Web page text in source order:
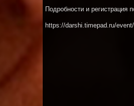
Подробности и регистрация
https://darshi.timepad.ru/